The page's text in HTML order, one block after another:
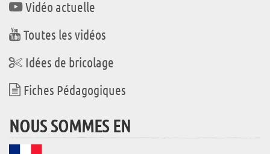
Vidéo actuelle
Toutes les vidéos
Idées de bricolage
Fiches Pédagogiques
NOUS SOMMES EN